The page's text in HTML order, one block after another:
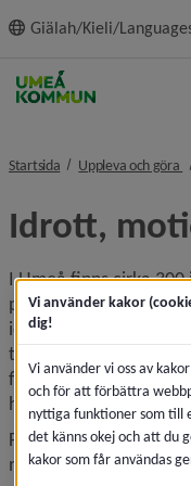
innehållet
Giälah/Kieli/
Startsida Uppleva och göra
Idrott,
I Umeå finns cirka
på programmet. Det
idrotter, allt från
till innebandy,
flera mil skidspår,
hellre rör på dig
För den som finner ro i
naturområden för
Vi använder kakor
dig!
Vi använder vi oss av
och för att förbättra
nyttiga funktioner som till
det känns okej och att du
kakor som får användas